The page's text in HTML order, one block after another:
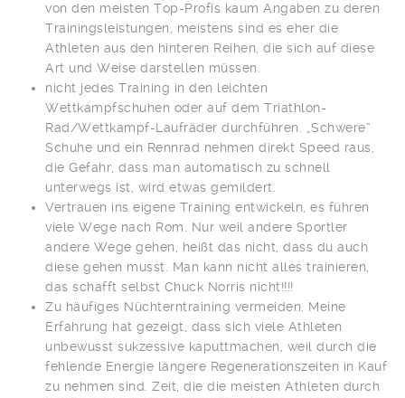
von den meisten Top-Profis kaum Angaben zu deren
Trainingsleistungen, meistens sind es eher die
Athleten aus den hinteren Reihen, die sich auf diese
Art und Weise darstellen müssen.
nicht jedes Training in den leichten
Wettkampfschuhen oder auf dem Triathlon-
Rad/Wettkampf-Laufräder durchführen. „Schwere“
Schuhe und ein Rennrad nehmen direkt Speed raus,
die Gefahr, dass man automatisch zu schnell
unterwegs ist, wird etwas gemildert.
Vertrauen ins eigene Training entwickeln, es führen
viele Wege nach Rom. Nur weil andere Sportler
andere Wege gehen, heißt das nicht, dass du auch
diese gehen musst. Man kann nicht alles trainieren,
das schafft selbst Chuck Norris nicht!!!!
Zu häufiges Nüchterntraining vermeiden. Meine
Erfahrung hat gezeigt, dass sich viele Athleten
unbewusst sukzessive kaputtmachen, weil durch die
fehlende Energie längere Regenerationszeiten in Kauf
zu nehmen sind. Zeit, die die meisten Athleten durch